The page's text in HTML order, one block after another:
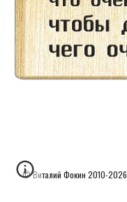
© Виталий Фокин 2010-2026